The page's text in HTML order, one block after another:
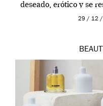
deseado, erótico y se
29 / 12